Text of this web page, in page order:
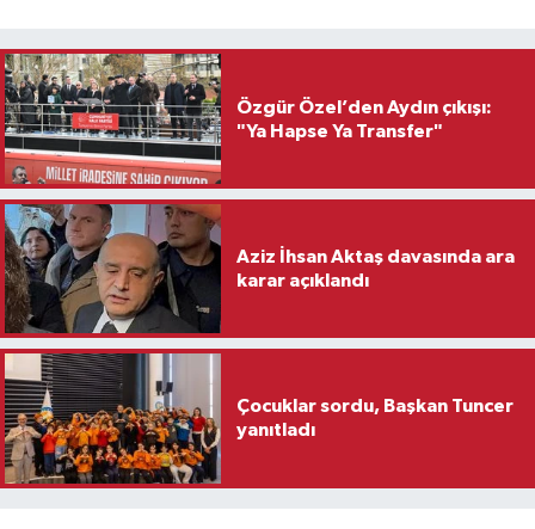
Özgür Özel’den Aydın çıkışı:
"Ya Hapse Ya Transfer"
Aziz İhsan Aktaş davasında ara
karar açıklandı
Çocuklar sordu, Başkan Tuncer
yanıtladı